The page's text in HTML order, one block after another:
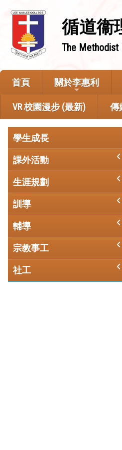
循道衞
The Methodist
首頁 關於李惠利
VR 校園漫步 (最新) 傳
學生成長
課外活動
生涯規劃
訓導
輔導
宗教事工
社工